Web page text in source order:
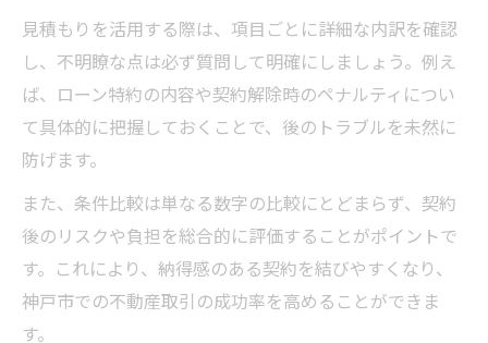
見積もりを活用する際は、項目ごとに詳細な内訳を確認
し、不明瞭な点は必ず質問して明確にしましょう。例え
ば、ローン特約の内容や契約解除時のペナルティについ
て具体的に把握しておくことで、後のトラブルを未然に
防げます。
また、条件比較は単なる数字の比較にとどまらず、契約
後のリスクや負担を総合的に評価することがポイントで
す。これにより、納得感のある契約を結びやすくなり、
神戸市での不動産取引の成功率を高めることができま
す。